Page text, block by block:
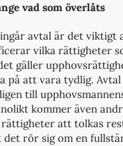
vad som överlåts
avtal är det viktigt
vilka rättigheter
gäller
på att vara tydlig. Avtal
till
kommer även
rättigheter att tolkas
rör sig om en